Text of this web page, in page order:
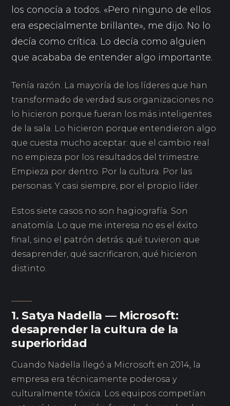
los conocía a todos. «Pero ninguno de ellos
era especialmente brillante», me dijo. No lo
decía como crítica. Lo decía como alguien
que acababa de entender algo importante.
Tenía razón. La mayoría de los líderes que han
transformado de verdad sus organizaciones no
lo hicieron porque fueran los más inteligentes
de la sala. Lo hicieron porque entendieron algo
que cuesta mucho aceptar: que el cambio real
no empieza por los resultados del trimestre.
Empieza por dentro. Por la cultura. Por las
personas. Y casi siempre, por el propio líder.
Estos siete casos no son hagiografía. Son
anatomía. Lo que me interesa no es el éxito
final, sino el patrón detrás: qué tuvieron que
desaprender, qué sacrificaron, qué hicieron
distinto.
1. Satya Nadella — Microsoft:
desaprender la cultura de la
superioridad
Cuando Nadella llegó a Microsoft en 2014, la
empresa era técnicamente poderosa y
culturalmente tóxica. Los equipos competían